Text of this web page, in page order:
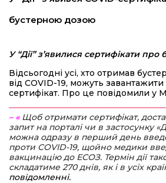
бустерною дозою
У “Дії” з’явилися сертифікати про
Відсьогодні усі, хто отримав
від COVID-19, можуть
сертифікат. Про це повідомили у
– «Щоб отримати сертифікат,
запит на порталі чи в застосунку
можна одразу в перший день
проти COVID-19, щойно медики
вакцинацію до ЕСОЗ. Термін дії
складатиме 270 днів, як і в усіх
повідомленні.